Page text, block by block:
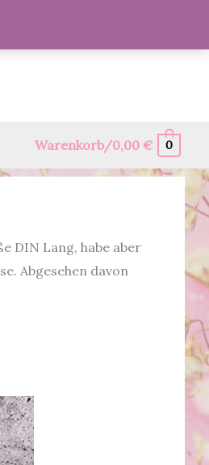
Warenkorb/0,00€ 0
DIN Lang, habe aber
Abgesehen davon